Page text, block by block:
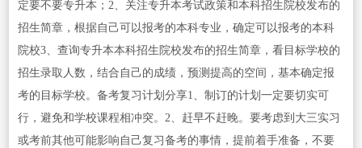
定要不要专升本；2、关注专升本考试政策和本科招生院校发布的
招生简章，根据自己可以报考的本科专业，确定可以报考的本科
院校3、查询专升本本科招生院校发布的招生简章，看目标学校的
招生录取人数，结合自己的成绩，预测提高的空间，基本确定报
考的目标学校。备考复习计划分享1、制订的计划一定要切实可
行，避免和学校课程相冲突。2、赶早不赶晚。要考虑到大三实习
或考前其他可能影响自己复习备考的事情，提前着手准备，不要